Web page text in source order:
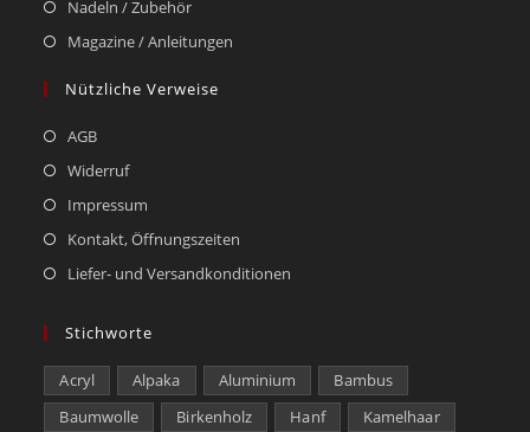
Nadeln / Zubehör
Magazine / Anleitungen
Nützliche Verweise
AGB
Widerruf
Impressum
Kontakt, Öffnungszeiten
Liefer- und Versandkonditionen
Stichworte
Acryl Alpaka Aluminium
Bambus
Baumwolle
Birkenholz Hanf
Kamelhaar